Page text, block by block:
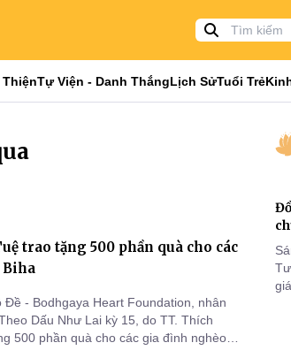
Tự Viện - Danh ThắngLịch SửTuổi Trẻ
trao tặng 500 phần quà cho các
Đề - Bodhgaya Heart Foundation, nhân
Dấu Như Lai kỳ 15, do TT. Thích
500 phần quà cho các gia đình nghèo